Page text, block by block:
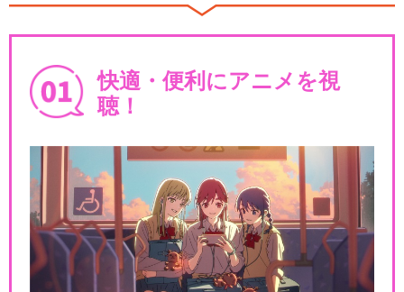
快適・便利にアニメを視
聴！